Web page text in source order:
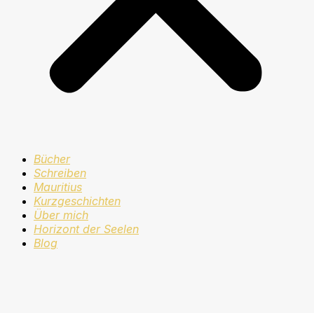
Bücher
Schreiben
Mauritius
Kurzgeschichten
Über mich
Horizont der Seelen
Blog